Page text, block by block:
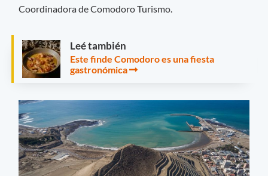
Coordinadora de Comodoro Turismo.
Leé también
Este finde Comodoro es una fiesta
gastronómica